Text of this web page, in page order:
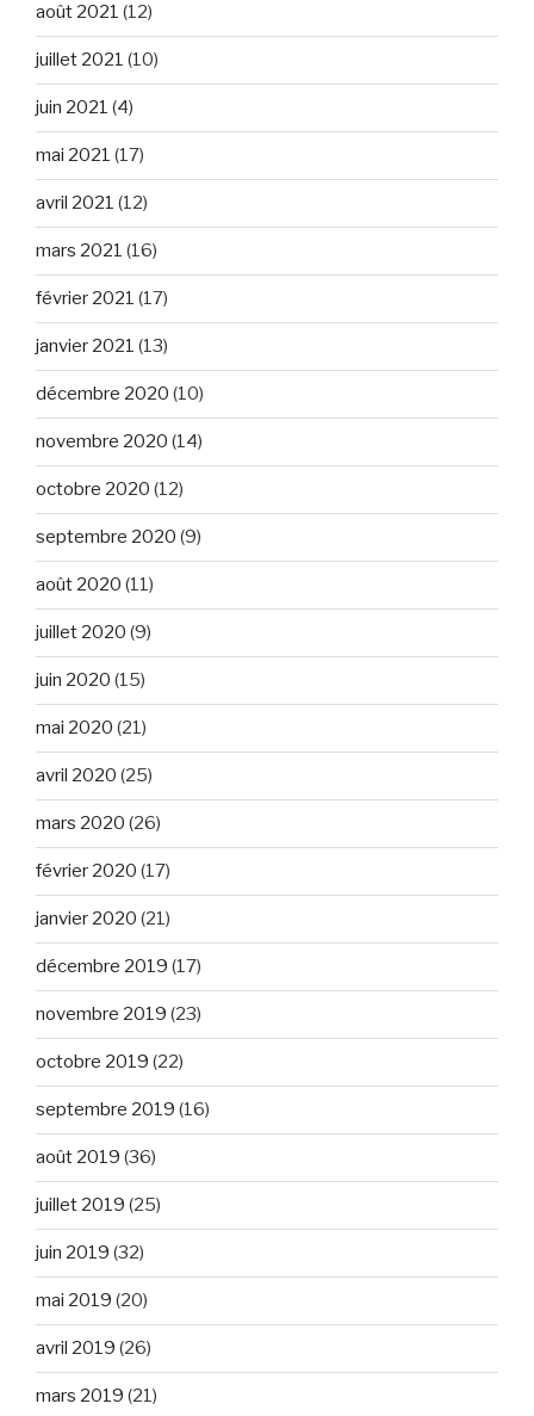
août 2021 (12)
juillet 2021 (10)
juin 2021 (4)
mai 2021 (17)
avril 2021 (12)
mars 2021 (16)
février 2021 (17)
janvier 2021 (13)
décembre 2020 (10)
novembre 2020 (14)
octobre 2020 (12)
septembre 2020 (9)
août 2020 (11)
juillet 2020 (9)
juin 2020 (15)
mai 2020 (21)
avril 2020 (25)
mars 2020 (26)
février 2020 (17)
janvier 2020 (21)
décembre 2019 (17)
novembre 2019 (23)
octobre 2019 (22)
septembre 2019 (16)
août 2019 (36)
juillet 2019 (25)
juin 2019 (32)
mai 2019 (20)
avril 2019 (26)
mars 2019 (21)